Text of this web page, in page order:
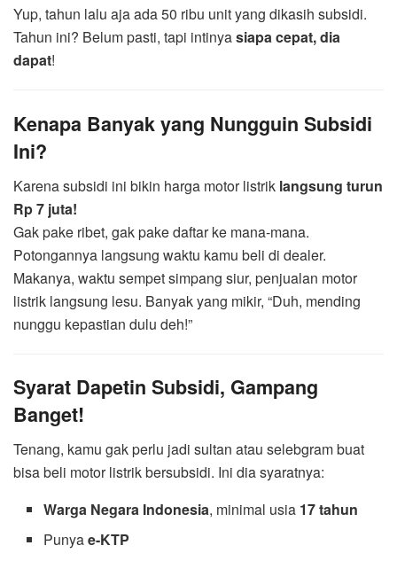
Yup, tahun lalu aja ada 50 ribu unit yang dikasih subsidi.
Tahun ini? Belum pasti, tapi intinyasiapa cepat, dia
dapat!
Kenapa Banyak yang Nungguin Subsidi
Ini?
Karena subsidi ini bikin harga motor listrik langsung turun
Rp 7 juta!
Gak pake ribet, gak pake daftar ke mana-mana.
Potongannya langsung waktu kamu beli di dealer.
Makanya, waktu sempet simpang siur, penjualan motor
listrik langsung lesu. Banyak yang mikir, “Duh, mending
nunggu kepastian dulu deh!”
Syarat Dapetin Subsidi, Gampang
Banget!
Tenang, kamu gak perlu jadi sultan atau selebgram buat
bisa beli motor listrik bersubsidi. Ini dia syaratnya:
Warga Negara Indonesia, minimal usia 17 tahun
Punyae-KTP